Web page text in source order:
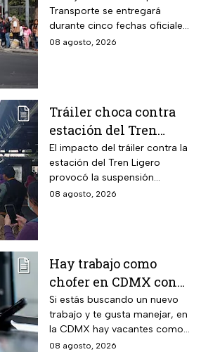
si te atrasaste
Transporte se entregará
durante cinco fechas oficiales
en la CDMX; estos son los
08 agosto, 2026
Tráiler choca contra
estación del Tren
Ligero en CDMX
El impacto del tráiler contra la
estación del Tren Ligero
provocó la suspensión
momentánea del servicio
08 agosto, 2026
Hay trabajo como
chofer en CDMX con
sueldo de 13 mil 500
pesos; requisitos para
aplicar
Si estás buscando un nuevo
trabajo y te gusta manejar, en
la CDMX hay vacantes como
chofer y aquí te decimos
08 agosto, 2026